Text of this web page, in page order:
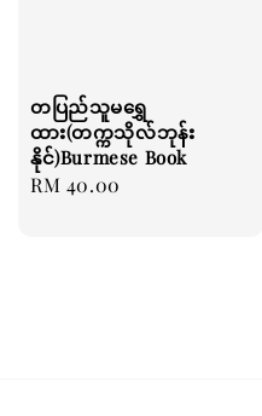
တပြည်သူမရွှေ
ထား(တက္ကသိုလ်ဘုန်း
နိုင်)Burmese Book
Regular
RM 40.00